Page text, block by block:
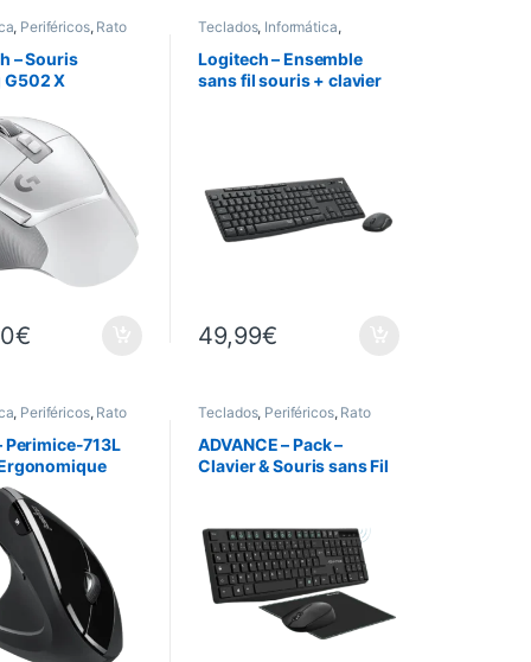
du produit
, Periféricos, Rato
– Souris
G502 X
€
Teclados, Informática,
Periféricos
Logitech – Ensemble
sans fil souris + clavier
49,99€
, Periféricos, Rato
Perimice-713L
– Sans Fil – 6
Teclados, Periféricos, Rato
ADVANCE – Pack –
Clavier & Souris sans Fil